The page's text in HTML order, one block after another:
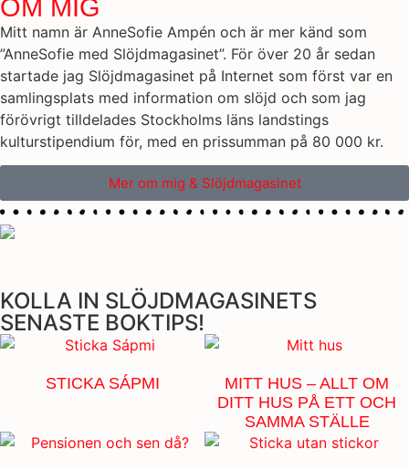
OM MIG
Mitt namn är AnneSofie Ampén och är mer känd som
”AnneSofie med Slöjdmagasinet”. För över 20 år sedan
startade jag Slöjdmagasinet på Internet som först var en
samlingsplats med information om slöjd och som jag
förövrigt tilldelades Stockholms läns landstings
kulturstipendium för, med en prissumman på 80 000 kr.
Mer om mig & Slöjdmagasinet
KOLLA IN SLÖJDMAGASINETS
SENASTE BOKTIPS!
STICKA SÁPMI
MITT HUS – ALLT OM
DITT HUS PÅ ETT OCH
SAMMA STÄLLE